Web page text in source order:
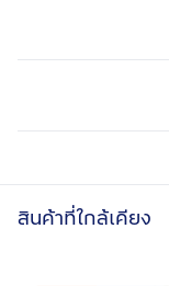
สินค้าที่ใกล้เคียง